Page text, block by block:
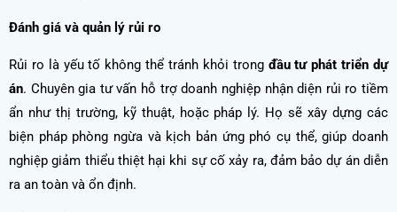
Đánh giá và quản lý rủi ro
Rủi ro là yếu tố không thể tránh khỏi trong đầu tư phát triển dự
án. Chuyên gia tư vấn hỗ trợ doanh nghiệp nhận diện rủi ro tiềm
ẩn như thị trường, kỹ thuật, hoặc pháp lý. Họ sẽ xây dựng các
biện pháp phòng ngừa và kịch bản ứng phó cụ thể, giúp doanh
nghiệp giảm thiểu thiệt hại khi sự cố xảy ra, đảm bảo dự án diễn
ra an toàn và ổn định.